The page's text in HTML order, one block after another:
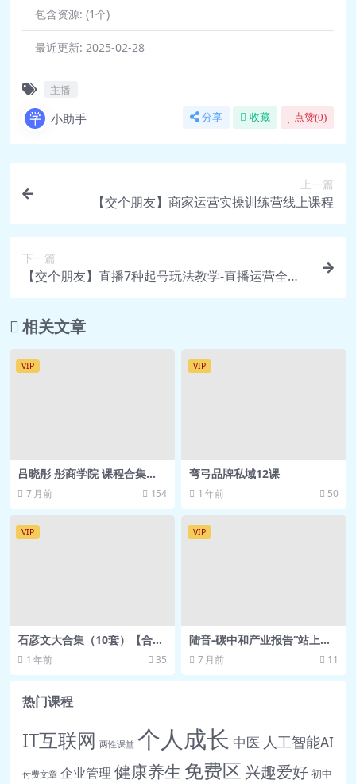
包含资源: (1个)
最近更新: 2025-02-28
主播
小助手 分享 收藏 点赞(0)
上一篇
【交个朋友】商家运营实操训练营线上课程
下一篇
【交个朋友】直播7种起号玩法教学-直播运营全套
相关文章
VIP
吕晓彤 彤商学院 课程合集
【持续更新】网盘资源
7 月前 154
VIP
弯弓品牌私域12课
1 年前 50
VIP
石彦文大合集（10套）【合
集】百度网盘
1 年前 35
VIP
陆音-碳中和产业报告“站上时
代的冲浪板” 得到课程 网盘资
源7 月前 11
热门课程
IT互联网 两性课堂 个人成长 中医 人工智能AI
付费文章 企业管理 健康养生 免费区 兴趣爱好 初中